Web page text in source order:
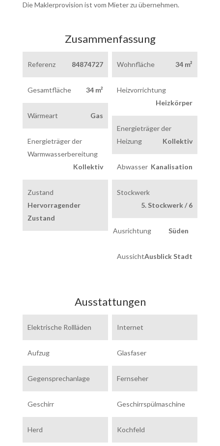
Die Maklerprovision ist vom Mieter zu übernehmen.
Zusammenfassung
Referenz 84874727 Wohnfläche 34 m²
Gesamtfläche 34 m²
Heizvorrichtung
Heizkörper
Wärmeart
Gas
Energieträger der
Heizung
Kollektiv
Energieträger der
Warmwasserbereitung
Kollektiv
Abwasser Kanalisation
Zustand
Hervorragender
Zustand
Stockwerk
5. Stockwerk / 6
Ausrichtung Süden
AussichtAusblick Stadt
Ausstattungen
Elektrische Rollläden Internet
Aufzug Glasfaser
Gegensprechanlage Fernseher
Geschirr Geschirrspülmaschine
Herd Kochfeld